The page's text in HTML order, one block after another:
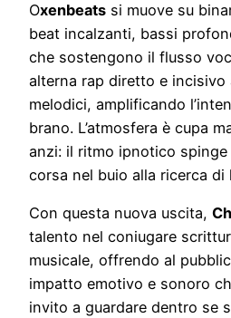
Oxenbeats si muove su
beat incalzanti, bassi
che sostengono il flusso
alterna rap diretto e incisivo
melodici, amplificando
brano. L’atmosfera è cupa
anzi: il ritmo ipnotico spinge
corsa nel buio alla ricerca di
Con questa nuova uscita,
talento nel coniugare
musicale, offrendo al
impatto emotivo e sonoro
invito a guardare dentro se